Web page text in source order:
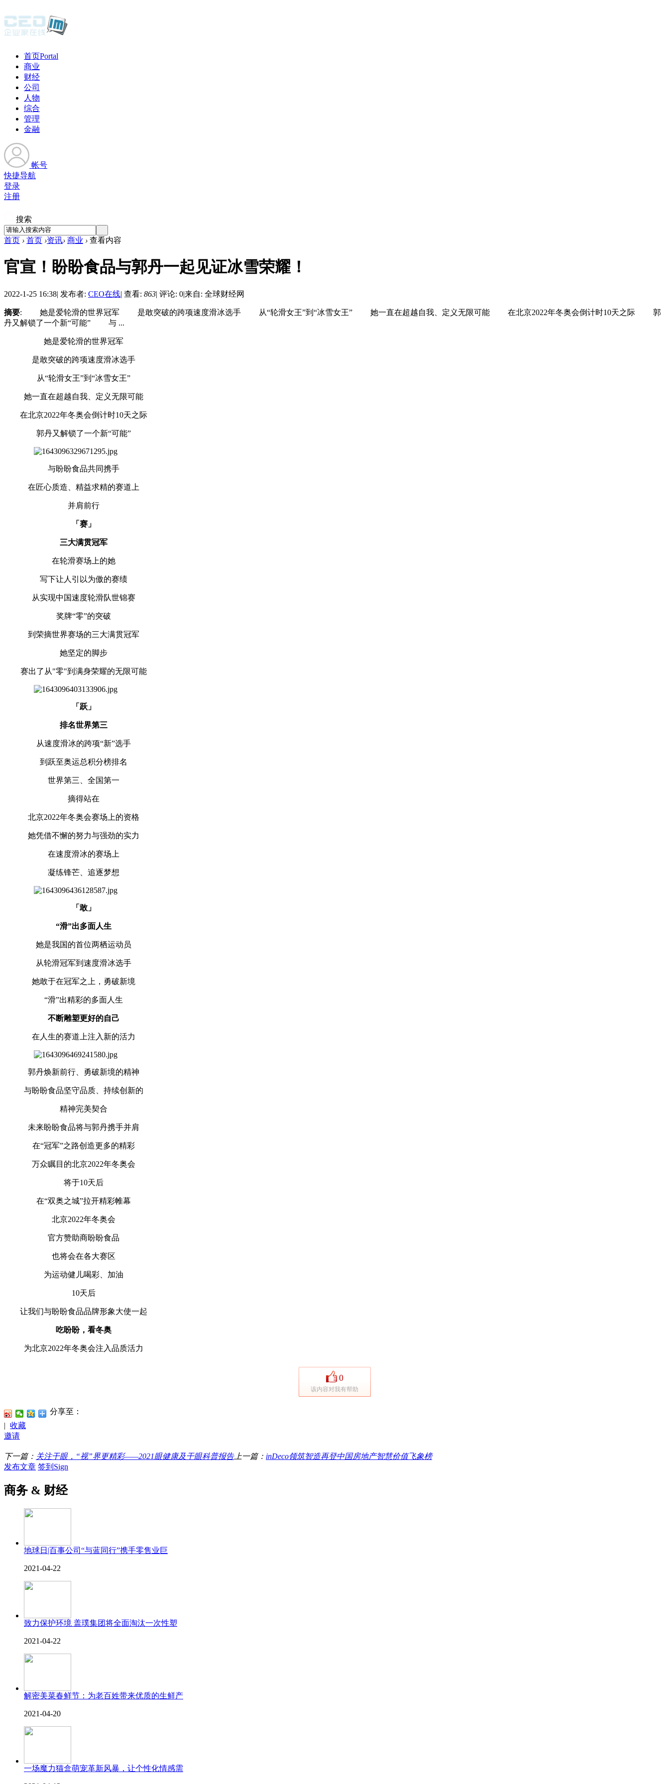
首页Portal
商业
财经
公司
人物
综合
管理
金融
帐号
快捷导航
登录
注册
搜索
首页 › 首页 ›资讯› 商业 › 查看内容
官宣！盼盼食品与郭丹一起见证冰雪荣耀！
2022-1-25 16:38| 发布者: CEO在线| 查看: 863| 评论: 0|来自: 全球财经网
摘要: 她是爱轮滑的世界冠军 是敢突破的跨项速度滑冰选手 从“轮滑女王”到“冰雪女王” 她一直在超越自我、定义无限可能 在北京2022年冬奥会倒计时10天之际 郭
丹又解锁了一个新“可能” 与 ...
她是爱轮滑的世界冠军
是敢突破的跨项速度滑冰选手
从“轮滑女王”到“冰雪女王”
她一直在超越自我、定义无限可能
在北京2022年冬奥会倒计时10天之际
郭丹又解锁了一个新“可能”
与盼盼食品共同携手
在匠心质造、精益求精的赛道上
并肩前行
「赛」
三大满贯冠军
在轮滑赛场上的她
写下让人引以为傲的赛绩
从实现中国速度轮滑队世锦赛
奖牌“零”的突破
到荣摘世界赛场的三大满贯冠军
她坚定的脚步
赛出了从"零"到满身荣耀的无限可能
「跃」
排名世界第三
从速度滑冰的跨项“新”选手
到跃至奥运总积分榜排名
世界第三、全国第一
摘得站在
北京2022年冬奥会赛场上的资格
她凭借不懈的努力与强劲的实力
在速度滑冰的赛场上
凝练锋芒、追逐梦想
「敢」
“滑”出多面人生
她是我国的首位两栖运动员
从轮滑冠军到速度滑冰选手
她敢于在冠军之上，勇破新境
“滑”出精彩的多面人生
不断雕塑更好的自己
在人生的赛道上注入新的活力
郭丹焕新前行、勇破新境的精神
与盼盼食品坚守品质、持续创新的
精神完美契合
未来盼盼食品将与郭丹携手并肩
在“冠军”之路创造更多的精彩
万众瞩目的北京2022年冬奥会
将于10天后
在“双奥之城”拉开精彩帷幕
北京2022年冬奥会
官方赞助商盼盼食品
也将会在各大赛区
为运动健儿喝彩、加油
10天后
让我们与盼盼食品品牌形象大使一起
吃盼盼，看冬奥
为北京2022年冬奥会注入品质活力
0
该内容对我有帮助
分享至：
| 收藏
邀请
下一篇： 关注干眼，“视”界更精彩——2021眼健康及干眼科普报告上一篇： inDeco领筑智造再登中国房地产智慧价值飞象榜
发布文章 签到Sign
商务 & 财经
地球日|百事公司“与蓝同行”携手零售业巨
2021-04-22
致力保护环境 盖璞集团将全面淘汰一次性塑
2021-04-22
解密美菜春鲜节：为老百姓带来优质的生鲜产
2021-04-20
一场魔力猫盒萌宠革新风暴，让个性化情感需